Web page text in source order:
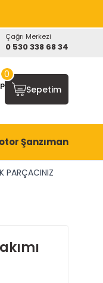
Çağrı Merkezi
0 530 338 68 34
Sepetim
0
Şanzıman
PARÇACINIZ